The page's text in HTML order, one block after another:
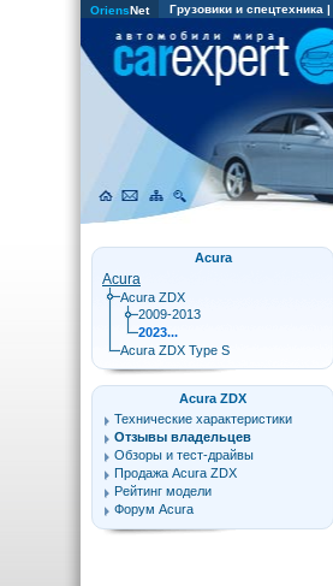
OriensNet Грузовики и спецтехника |
Acura
Acura
Acura ZDX
2009-2013
2023...
Acura ZDX Type S
Acura ZDX
Технические характеристики
Отзывы владельцев
Обзоры и тест-драйвы
Продажа Acura ZDX
Рейтинг модели
Форум Acura